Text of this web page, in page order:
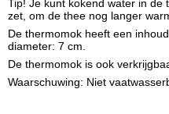
Tip! Je kunt kokend water in
zet, om de thee nog langer
De thermomok heeft een
diameter: 7 cm.
De thermomok is ook
Waarschuwing: Niet